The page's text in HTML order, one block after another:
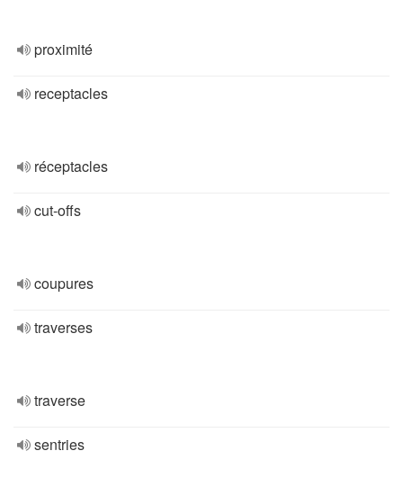
proximité
receptacles
réceptacles
cut-offs
coupures
traverses
traverse
sentries